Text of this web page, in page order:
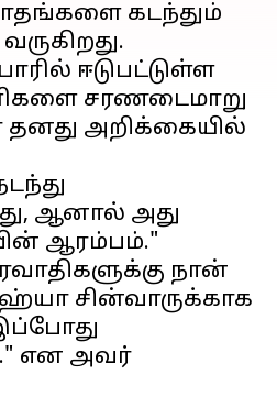
கடந்தும்
ஈடுபட்டுள்ள
சரணடைமாறு
தனது அறிக்கையில்
ஆனால் அது
ஆரம்பம்."
நான்
சின்வாருக்காக
என அவர்